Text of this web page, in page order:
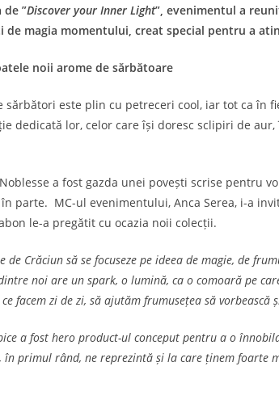
de ”Discover your Inner Light”, evenimentul a
de magia momentului, creat special pentru a
noii arome de sărbătoare
sărbători este plin cu petreceri cool, iar tot ca în
dedicată lor, celor care își doresc sclipiri de
a fost gazda unei povești scrise pentru
parte. MC-ul evenimentului, Anca Serea, i-a
le-a pregătit cu ocazia noii colecții.
de Crăciun să se focuseze pe ideea de magie, de
noi are un spark, o lumină, ca o comoară pe
facem zi de zi, să ajutăm frumusețea să vorbească
a fost hero product-ul conceput pentru a o
în primul rând, ne reprezintă și la care ținem foarte